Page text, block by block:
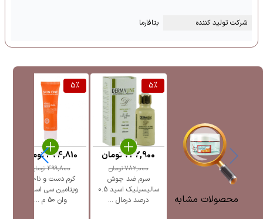
شرکت تولید کننده بتافارما
محصولات مشابه
5%
سرم ضد جوش
سالیسیلیک اسید 0.5
درصد درمال ...
782,000تومان
742,900تومان
5%
کرم دست و ناخن
ویتامین سی اسکین
وان 50 م ...
499,800تومان
474,810تومان